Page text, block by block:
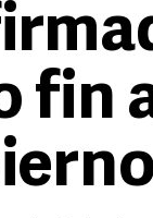
fin